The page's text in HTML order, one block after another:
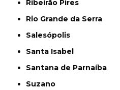
Ribeirão Pires
Rio Grande da Serra
Salesópolis
Santa Isabel
Santana de Parnaíba
Suzano